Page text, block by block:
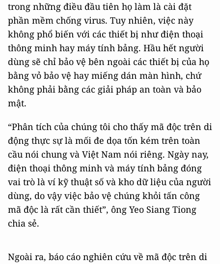
trong những điều đầu tiên họ làm là cài đặt
phần mềm chống virus. Tuy nhiên, việc này
không phổ biến với các thiết bị như điện thoại
thông minh hay máy tính bảng. Hầu hết người
dùng sẽ chỉ bảo vệ bên ngoài các thiết bị của họ
bằng vỏ bảo vệ hay miếng dán màn hình, chứ
không phải bằng các giải pháp an toàn và bảo
mật.
“Phân tích của chúng tôi cho thấy mã độc trên di
động thực sự là mối đe dọa tốn kém trên toàn
cầu nói chung và Việt Nam nói riêng. Ngày nay,
điện thoại thông minh và máy tính bảng đóng
vai trò là ví kỹ thuật số và kho dữ liệu của người
dùng, do vậy việc bảo vệ chúng khỏi tấn công
mã độc là rất cần thiết”, ông Yeo Siang Tiong
chia sẻ.
Ngoài ra, báo cáo nghiên cứu về mã độc trên di